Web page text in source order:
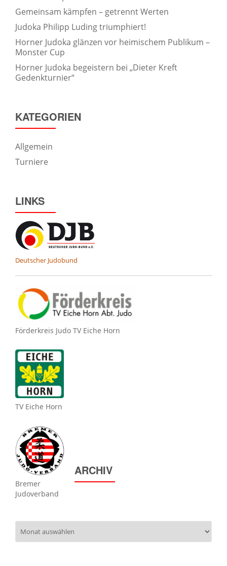
Gemeinsam kämpfen – getrennt Werten
Judoka Philipp Luding triumphiert!
Horner Judoka glänzen vor heimischem Publikum –
Monster Cup
Horner Judoka begeistern bei „Dieter Kreft
Gedenkturnier“
KATEGORIEN
Allgemein
Turniere
LINKS
Deutscher Judobund
Förderkreis Judo TV Eiche Horn
TV Eiche Horn
Bremer
Judoverband
ARCHIV